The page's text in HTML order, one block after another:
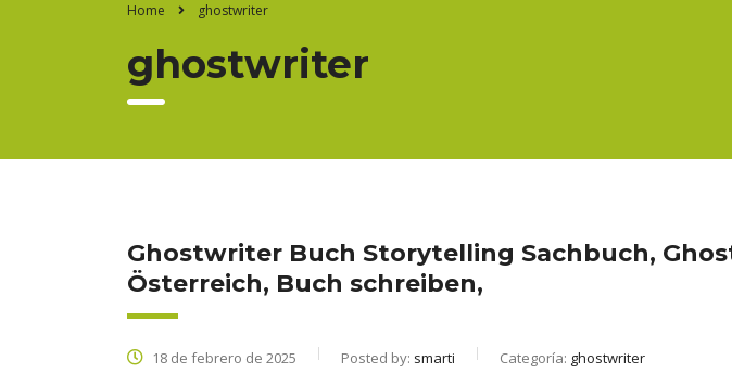
Home ghostwriter
ghostwriter
Ghostwriter Buch Storytelling Sachbuch,
Österreich, Buch schreiben,
18 de febrero de 2025 Posted by: smarti Categoría: ghostwriter